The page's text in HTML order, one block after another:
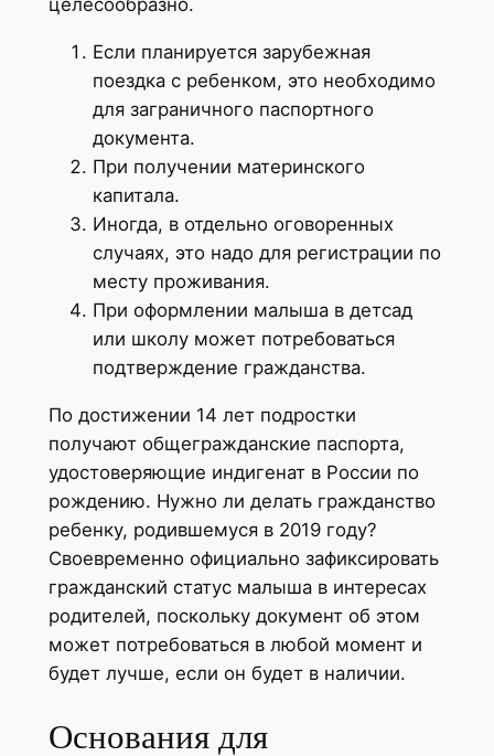
целесообразно.
Если планируется зарубежная
поездка с ребенком, это необходимо
для заграничного паспортного
документа.
При получении материнского
капитала.
Иногда, в отдельно оговоренных
случаях, это надо для регистрации по
месту проживания.
При оформлении малыша в детсад
или школу может потребоваться
подтверждение гражданства.
По достижении 14 лет подростки
получают общегражданские паспорта,
удостоверяющие индигенат в России по
рождению. Нужно ли делать гражданство
ребенку, родившемуся в 2019 году?
Своевременно официально зафиксировать
гражданский статус малыша в интересах
родителей, поскольку документ об этом
может потребоваться в любой момент и
будет лучше, если он будет в наличии.
Основания для